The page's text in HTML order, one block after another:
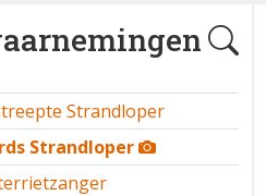
Strandloper
Strandloper